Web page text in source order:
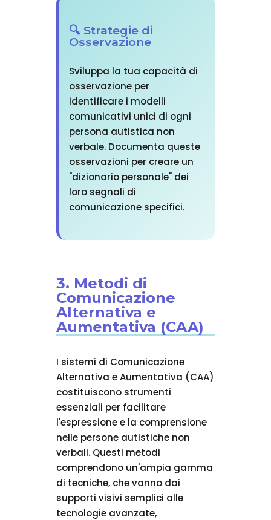
🔍 Strategie di
Osservazione
Sviluppa la tua capacità di
osservazione per
identificare i modelli
comunicativi unici di ogni
persona autistica non
verbale. Documenta queste
osservazioni per creare un
"dizionario personale" dei
loro segnali di
comunicazione specifici.
3. Metodi di
Comunicazione
Alternativa e
Aumentativa (CAA)
I sistemi di Comunicazione
Alternativa e Aumentativa (CAA)
costituiscono strumenti
essenziali per facilitare
l'espressione e la comprensione
nelle persone autistiche non
verbali. Questi metodi
comprendono un'ampia gamma
di tecniche, che vanno dai
supporti visivi semplici alle
tecnologie avanzate,